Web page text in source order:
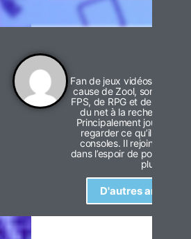
Fan de jeux vidéos depuis
cause de Zool, son tout
FPS, de RPG et de JDR
du net à la recherche de
Principalement joueur de
regarder ce qu’il se fait
consoles. Il rejoint
dans l’espoir de pouvoir
plus grand
D'autres articles